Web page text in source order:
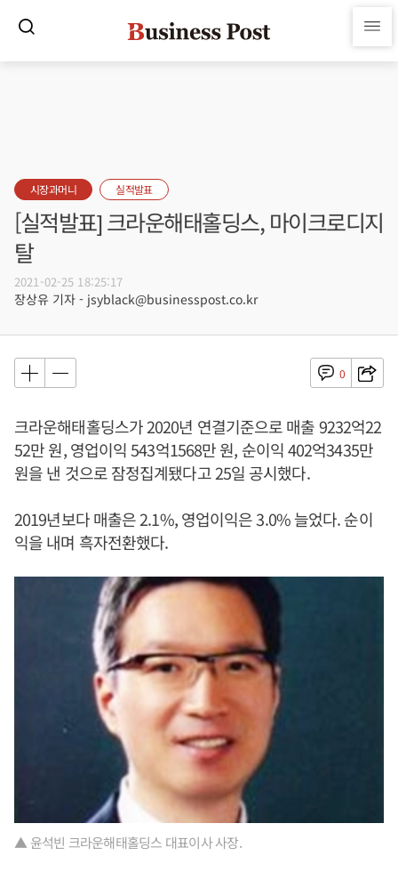
시장과머니 실적발표
[실적발표] 크라운해태홀딩스, 마이크로디지
탈
2021-02-25 18:25:17
장상유 기자 - jsyblack@businesspost.co.kr
0
크라운해태홀딩스가 2020년 연결기준으로 매출 9232억22
52만 원, 영업이익 543억1568만 원, 순이익 402억3435만
원을 낸 것으로 잠정집계됐다고 25일 공시했다.
2019년보다 매출은 2.1%, 영업이익은 3.0% 늘었다. 순이
익을 내며 흑자전환했다.
▲ 윤석빈 크라운해태홀딩스 대표이사 사장.